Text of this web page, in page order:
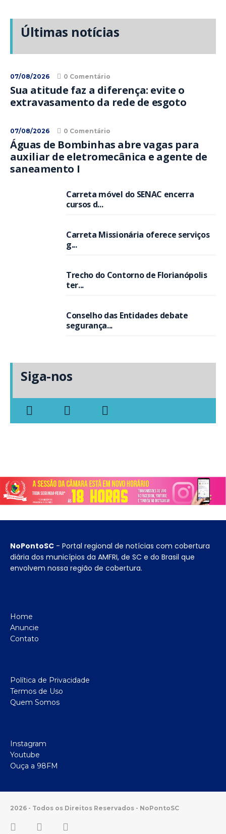
Últimas notícias
07/08/2026 0 Comentário
Sua atitude faz a diferença: evite o
extravasamento da rede de esgoto
07/08/2026 0 Comentário
Águas de Bombinhas abre vagas para
auxiliar de eletromecânica e agente de
saneamento I
Carreta móvel do SENAC encerra
cursos d...
Carreta Missionária oferece serviços
g...
Trecho do Contorno de Florianópolis
ter...
Conselho das Entidades debate
segurança...
Siga-nos
NoPontoSC - Portal regional de notícias com cobertura
diária dos municípios da AMFRI, de SC e do Brasil que
envolvem nossa região de cobertura.
Home
Anuncie
Contato
Política de Privacidade
Termos de Uso
Quem Somos
Instagram
Youtube
Ouça a 98FM
2026 - Todos os Direitos Reservados - NoPontoSC